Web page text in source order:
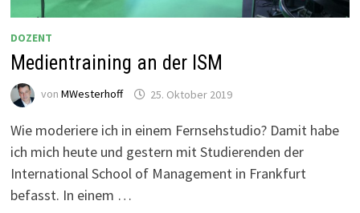
DOZENT
Medientraining an der ISM
von MWesterhoff 25. Oktober 2019
Wie moderiere ich in einem Fernsehstudio? Damit habe
ich mich heute und gestern mit Studierenden der
International School of Management in Frankfurt
befasst. In einem …